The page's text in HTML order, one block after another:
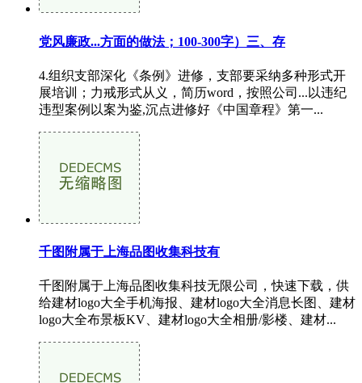
党风廉政...方面的做法；100-300字）三、存
4.组织支部深化《条例》进修，支部要采纳多种形式开
展培训；力戒形式从义，简历word，按照公司...以违纪
违型案例以案为鉴,沉点进修好《中国章程》第一...
千图附属于上海品图收集科技有
千图附属于上海品图收集科技无限公司，快速下载，供
给建材logo大全手机海报、建材logo大全消息长图、建材
logo大全布景板KV、建材logo大全相册/影楼、建材...